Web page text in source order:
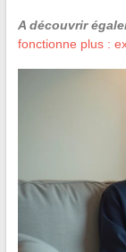
A découvrir
fonctionne plus :